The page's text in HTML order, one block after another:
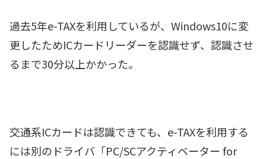
過去5年e-TAXを利用しているが、Windows10に変
更したためICカードリーダーを認識せず、認識させ
るまで30分以上かかった。
交通系ICカードは認識できても、e-TAXを利用する
には別のドライバ「PC/SCアクティベーター for